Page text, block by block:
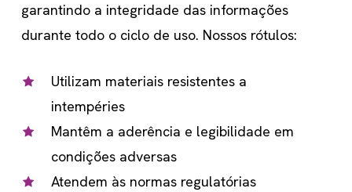
garantindo a integridade das informações
durante todo o ciclo de uso. Nossos rótulos:
Utilizam materiais resistentes a
intempéries
Mantêm a aderência e legibilidade em
condições adversas
Atendem às normas regulatórias